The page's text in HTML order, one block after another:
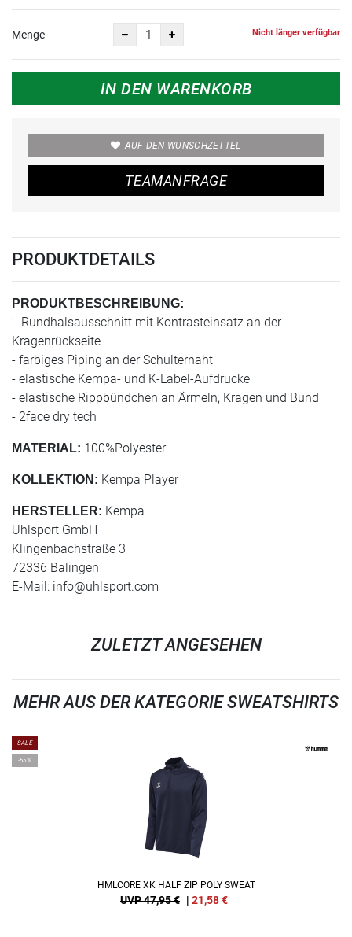
Menge Nicht länger verfügbar
IN DEN WARENKORB
AUF DEN WUNSCHZETTEL
TEAMANFRAGE
PRODUKTDETAILS
PRODUKTBESCHREIBUNG:
'- Rundhalsausschnitt mit Kontrasteinsatz an der
Kragenrückseite
- farbiges Piping an der Schulternaht
- elastische Kempa- und K-Label-Aufdrucke
- elastische Rippbündchen an Ärmeln, Kragen und Bund
- 2face dry tech
MATERIAL: 100%Polyester
KOLLEKTION: Kempa Player
HERSTELLER: Kempa
Uhlsport GmbH
Klingenbachstraße 3
72336 Balingen
E-Mail: info@uhlsport.com
ZULETZT ANGESEHEN
MEHR AUS DER KATEGORIE SWEATSHIRTS
SALE
-55%
HMLCORE XK HALF ZIP POLY SWEAT
UVP 47,95 € | 21,58€